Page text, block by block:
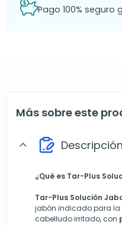
Pago 100% seguro
Más sobre este
expand_more Descripción
¿Qué es Tar-Plus
Tar-Plus Solución
jabón indicado para la
cabelludo irritado, con